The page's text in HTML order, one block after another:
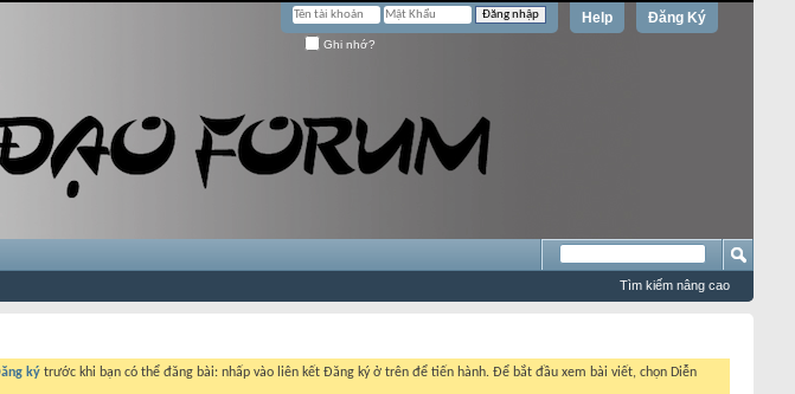
Đăng Ký
Help
Ghi nhớ?
Tìm kiếm nâng cao
ký trước khi bạn có thể đăng bài: nhấp vào liên kết Đăng ký ở trên để tiến hành. Để bắt đầu xem bài viết, chọn Diễn